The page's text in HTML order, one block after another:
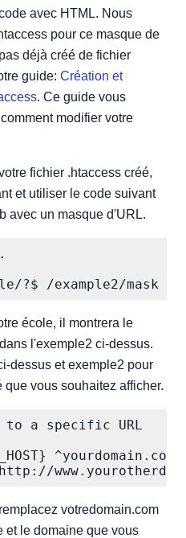
avec HTML. Nous
pour ce masque de
déjà créé de fichier
guide: Création et
. Ce guide vous
modifier votre
fichier .htaccess créé,
et utiliser le code suivant
avec un masque d'URL.
école, il montrera le
l'exemple2 ci-dessus.
dessus et exemple2 pour
vous souhaitez afficher.
to a specific URL
^yourdomain.com
votredomain.com
et le domaine que vous